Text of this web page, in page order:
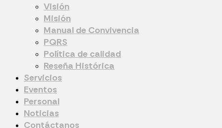
Visión
Misión
Manual de Convivencia
PQRS
Política de calidad
Reseña Histórica
Servicios
Eventos
Personal
Noticias
Contáctanos